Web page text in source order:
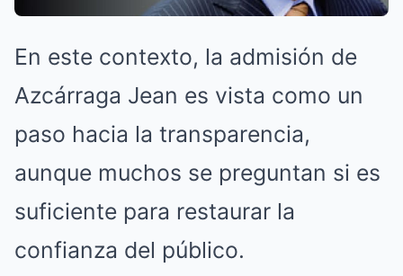
En este contexto, la admisión de
Azcárraga Jean es vista como un
paso hacia la transparencia,
aunque muchos se preguntan si es
suficiente para restaurar la
confianza del público.